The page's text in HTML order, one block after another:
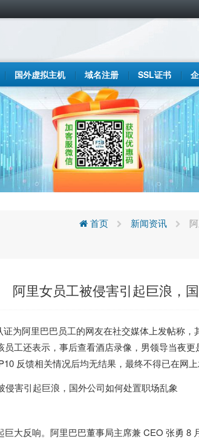
国外虚拟主机 域名注册 SSL证书
首页 新闻资讯
阿里女员工被侵害引起巨浪，
证为阿里巴巴员工的网友在社交媒体上发帖称
员工还表示，事后查看酒店录像，男领导当夜
反馈相关情况后均无结果，最终不得已在网上
巨大反响。阿里巴巴董事局主席兼 CEO 张勇 8